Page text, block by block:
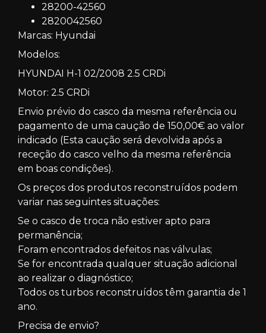
28200-42560
2820042560
Marcas: Hyundai
Modelos:
HYUNDAI H-1 02/2008 2.5 CRDi
Motor: 2.5 CRDi
Envio prévio do casco da mesma referência ou
pagamento de uma caução de 150,00€ ao valor
indicado (Esta caução será devolvida após a
receção do casco velho da mesma referência
em boas condições).
Os preços dos produtos reconstruídos podem
variar nas seguintes situações:
Se o casco de troca não estiver apto para
permanência;
Foram encontrados defeitos nas válvulas;
Se for encontrada qualquer situação adicional
ao realizar o diagnóstico;
Todos os turbos reconstruídos têm garantia de 1
ano.
Precisa de envio?